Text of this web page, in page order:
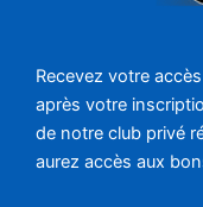
Recevez votre
après votre
de notre club privé
aurez accès aux